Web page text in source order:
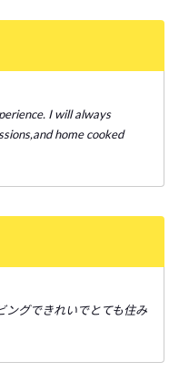
I will always
home cooked
ングできれいでとても住み